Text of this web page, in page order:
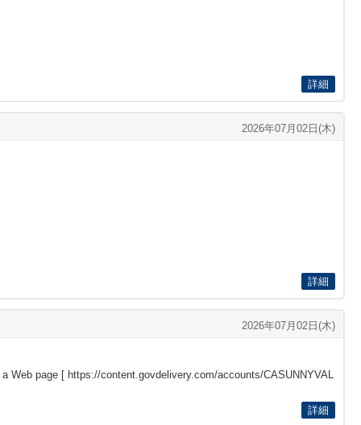
詳細
2026年07月02日(木)
詳細
2026年07月02日(木)
Web page [ https://content.govdelivery.com/accounts/CASUNNYVAL
詳細